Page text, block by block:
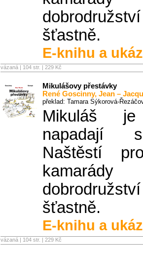
šťastně.
E-knihu a
vázaná | 104 str. | 229 Kč
Mikulášovy přestávky
René Goscinny, Jean –
překlad: Tamara Sýkorová-
Mikuláš
napadají
Naštěstí
kamarády
šťastně.
E-knihu a
vázaná | 104 str. | 229 Kč